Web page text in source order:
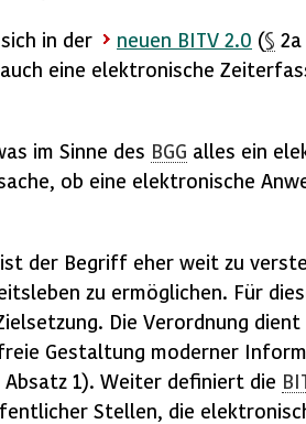
in der neuen BITV 2.0 (§
eine elektronische
im Sinne des BGG alles ein
ob eine elektronische
der Begriff eher weit zu
zu ermöglichen. Für
Die Verordnung
Gestaltung moderner
Absatz 1). Weiter definiert die
Stellen, die